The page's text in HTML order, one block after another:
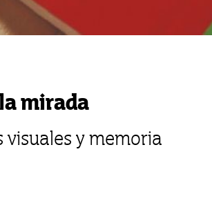
mirada
visuales y memoria